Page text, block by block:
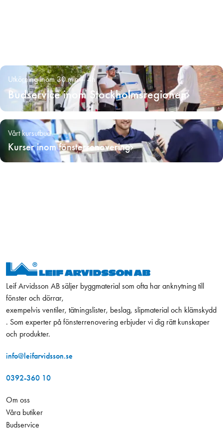
Utkörning inom 30 min – 4h
Budservice inom Stockholmsregionen
Vårt kursutbud
Kurser inom fönsterrenovering
Leif Arvidsson AB säljer byggmaterial som ofta har anknytning till
fönster och dörrar,
exempelvis ventiler, tätningslister, beslag, slipmaterial och klämskydd
. Som experter på fönsterrenovering erbjuder vi dig rätt kunskaper
och produkter.
info@leifarvidsson.se
0392-360 10
Om oss
Våra butiker
Budservice